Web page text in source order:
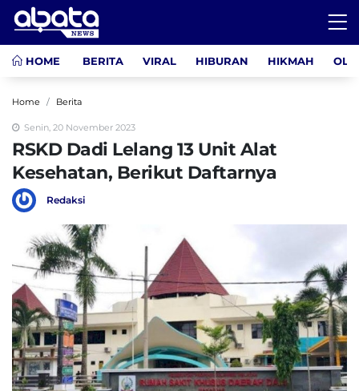
HOME BERITA VIRAL HIBURAN HIKMAH
Home Berita
Senin, 20 November 2023
RSKD Dadi Lelang 13 Unit Alat
Kesehatan, Berikut Daftarnya
Redaksi